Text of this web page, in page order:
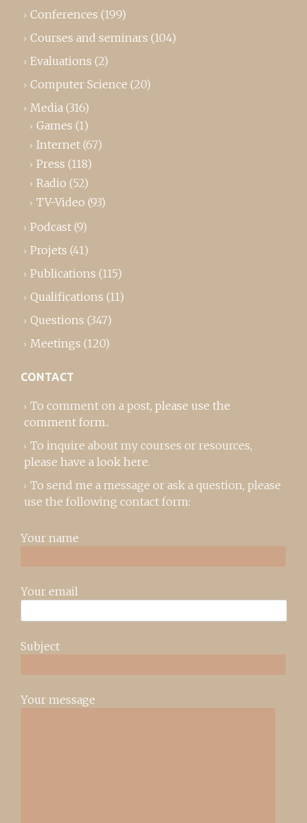
Conferences (199)
Courses and seminars (104)
Evaluations (2)
Computer Science (20)
Media (316)
Games (1)
Internet (67)
Press (118)
Radio (52)
TV-Video (93)
Podcast (9)
Projets (41)
Publications (115)
Qualifications (11)
Questions (347)
Meetings (120)
CONTACT
To comment on a post, please use the
comment form..
To inquire about my courses or resources,
please have a look here.
To send me a message or ask a question, please
use the following contact form:
Your name
Your email
Subject
Your message